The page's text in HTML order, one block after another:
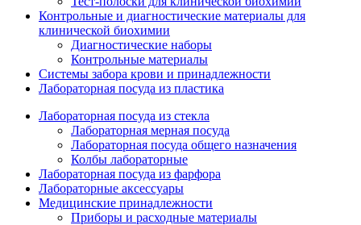
Контрольные и диагностические материалы для
клинической биохимии
Диагностические наборы
Контрольные материалы
Системы забора крови и принадлежности
Лабораторная посуда из пластика
Лабораторная посуда из стекла
Лабораторная мерная посуда
Лабораторная посуда общего назначения
Колбы лабораторные
Лабораторная посуда из фарфора
Лабораторные аксессуары
Медицинские принадлежности
Приборы и расходные материалы